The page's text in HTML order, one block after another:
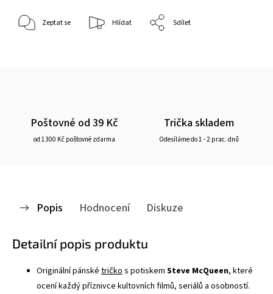
Zeptat se Hlídat Sdílet
Poštovné od 39 Kč
od 1300 Kč poštovné zdarma
Trička skladem
Odesíláme do 1 - 2 prac. dnů
Popis Hodnocení Diskuze
Detailní popis produktu
Originální pánské tričko s potiskem Steve McQueen, které
ocení každý příznivce kultovních filmů, seriálů a osobností.